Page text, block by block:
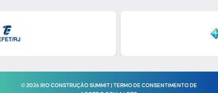
© 2026 RIO CONSTRUÇÃO SUMMIT | TERMO DE CONSENTIMENTO DE